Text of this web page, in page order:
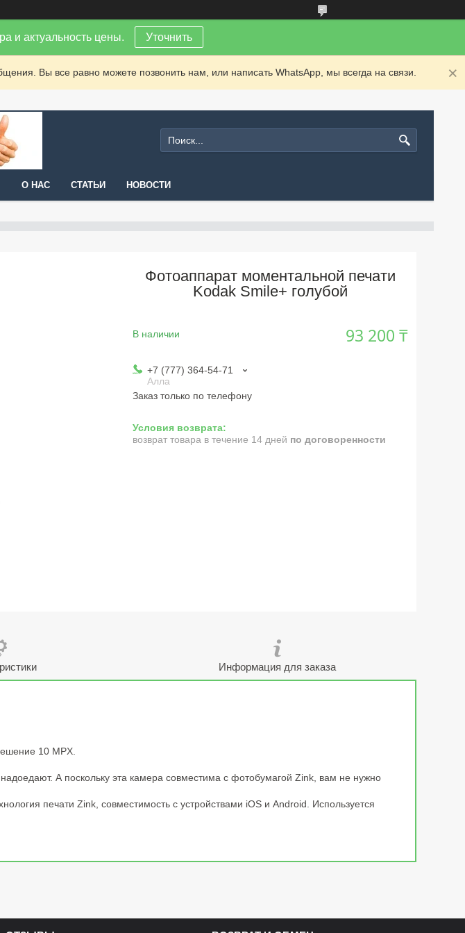
и актуальность цены. Уточнить
Вы все равно можете позвонить нам, или написать WhatsApp, мы всегда на связи.
О НАС СТАТЬИ НОВОСТИ
Фотоаппарат моментальной печати
Kodak Smile+ голубой
В наличии 93 200 ₸
+7 (777) 364-54-71
Алла
Заказ только по телефону
возврат товара в течение 14 дней по договоренности
Информация для заказа
10 MPX.
А поскольку эта камера совместима с фотобумагой Zink, вам не нужно
печати Zink, совместимость с устройствами iOS и Android. Используется